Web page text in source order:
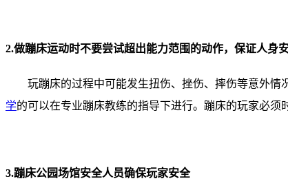
2.做蹦床运动时不要尝试超出能力范围的动作，保证人身
玩蹦床的过程中可能发生扭伤、挫伤、摔伤等意外
学的可以在专业蹦床教练的指导下进行。蹦床的玩家必
3.蹦床公园场馆安全人员确保玩家安全